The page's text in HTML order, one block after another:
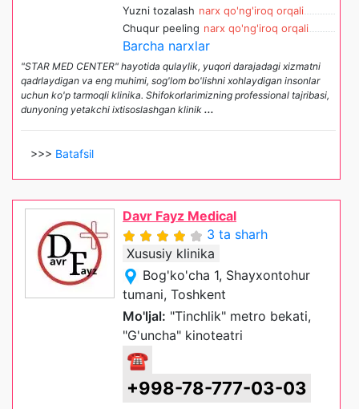
Yuzni tozalash narx qo'ng'iroq orqali
Chuqur peeling narx qo'ng'iroq orqali
Barcha narxlar
"STAR MED CENTER" hayotida qulaylik, yuqori darajadagi xizmatni
qadrlaydigan va eng muhimi, sog'lom bo'lishni xohlaydigan insonlar
uchun ko'p tarmoqli klinika. Shifokorlarimizning professional tajribasi,
dunyoning yetakchi ixtisoslashgan klinik ...
>>> Batafsil
Davr Fayz Medical
3 ta sharh
Xususiy klinika
Bog'ko'cha 1, Shayxontohur
tumani, Toshkent
Mo'ljal: "Tinchlik" metro bekati,
"G'uncha" kinoteatri
☎
+998-78-777-03-03